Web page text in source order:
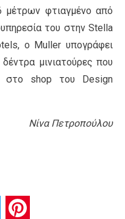
μέτρων φτιαγμένο από
του στην Stella
ο Muller υπογράφει
μινιατούρες που
στο shop του Design
Νίνα Πετροπούλου
Twitter